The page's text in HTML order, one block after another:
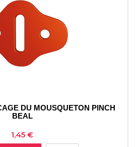
DU MOUSQUETON PINCH
BEAL
Prix
1,45 €